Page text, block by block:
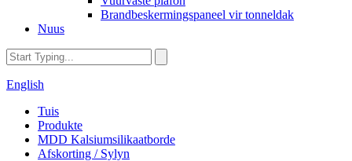
Brandbeskermingspaneel vir tonneldak
Nuus
English
Tuis
Produkte
MDD Kalsiumsilikaatborde
Afskorting / Sylyn